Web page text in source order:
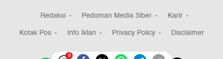
0
Redaksi Pedoman Media Siber
Karir
Kotak Pos
Info Iklan Privacy Policy Disclaimer